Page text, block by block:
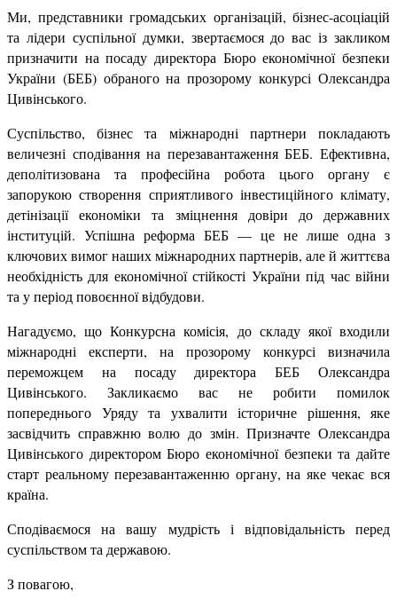
Ми, представники громадських організацій, бізнес-асоціацій
та лідери суспільної думки, звертаємося до вас із закликом
призначити на посаду директора Бюро економічної безпеки
України (БЕБ) обраного на прозорому конкурсі Олександра
Цивінського.
Суспільство, бізнес та міжнародні партнери покладають
величезні сподівання на перезавантаження БЕБ. Ефективна,
деполітизована та професійна робота цього органу є
запорукою створення сприятливого інвестиційного клімату,
детінізації економіки та зміцнення довіри до державних
інституцій. Успішна реформа БЕБ — це не лише одна з
ключових вимог наших міжнародних партнерів, але й життєва
необхідність для економічної стійкості України під час війни
та у період повоєнної відбудови.
Нагадуємо, що Конкурсна комісія, до складу якої входили
міжнародні експерти, на прозорому конкурсі визначила
переможцем на посаду директора БЕБ Олександра
Цивінського. Закликаємо вас не робити помилок
попереднього Уряду та ухвалити історичне рішення, яке
засвідчить справжню волю до змін. Призначте Олександра
Цивінського директором Бюро економічної безпеки та дайте
старт реальному перезавантаженню органу, на яке чекає вся
країна.
Сподіваємося на вашу мудрість і відповідальність перед
суспільством та державою.
З повагою,